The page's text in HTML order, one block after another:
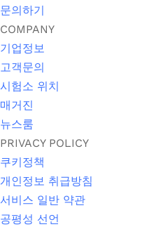
문의하기
COMPANY
기업정보
고객문의
시험소 위치
매거진
뉴스룸
PRIVACY POLICY
쿠키정책
개인정보 취급방침
서비스 일반 약관
공평성 선언